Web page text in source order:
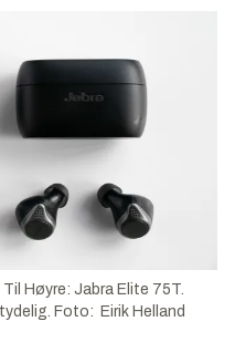
Høyre: Jabra Elite 75T.
Foto: Eirik Helland